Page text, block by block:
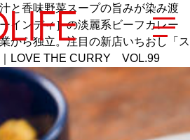
と香味野菜スープの旨みが染み渡
インディ］の淡麗系ビーフカレー
から独立。注目の新店いちおし「ス
LOVE THE CURRY VOL.99